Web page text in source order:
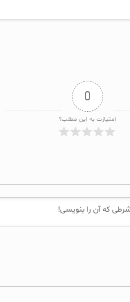
0
امتیازت به این مطلب؟